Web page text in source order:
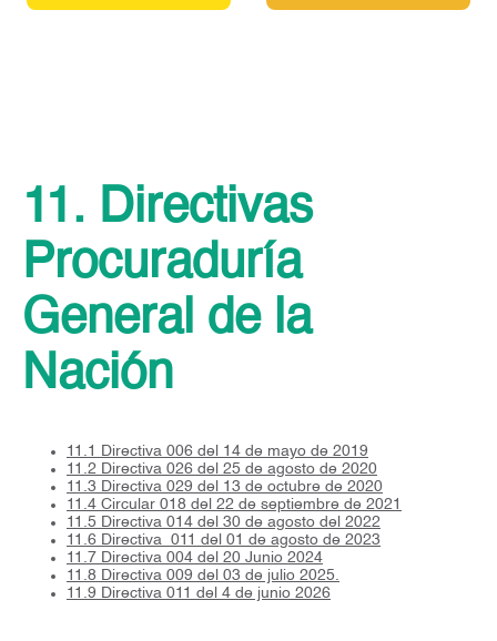
11. Directivas
Procuraduría
General de la
Nación
11.1 Directiva 006 del 14 de mayo de 2019
11.2 Directiva 026 del 25 de agosto de 2020
11.3 Directiva 029 del 13 de octubre de 2020
11.4 Circular 018 del 22 de septiembre de 2021
11.5 Directiva 014 del 30 de agosto del 2022
11.6 Directiva 011 del 01 de agosto de 2023
11.7 Directiva 004 del 20 Junio 2024
11.8 Directiva 009 del 03 de julio 2025.
11.9 Directiva 011 del 4 de junio 2026